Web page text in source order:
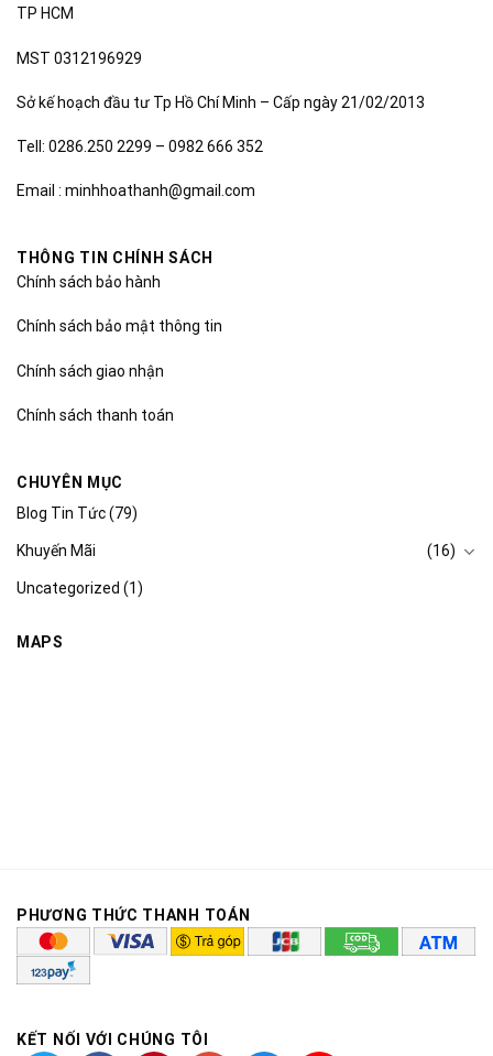
TP HCM
MST 0312196929
Sở kế hoạch đầu tư Tp Hồ Chí Minh – Cấp ngày 21/02/2013
Tell: 0286.250 2299 – 0982 666 352
Email : minhhoathanh@gmail.com
THÔNG TIN CHÍNH SÁCH
Chính sách bảo hành
Chính sách bảo mật thông tin
Chính sách giao nhận
Chính sách thanh toán
CHUYÊN MỤC
Blog Tin Tức(79)
Khuyến Mãi (16)
Uncategorized (1)
MAPS
PHƯƠNG THỨC THANH TOÁN
KẾT NỐI VỚI CHÚNG TÔI